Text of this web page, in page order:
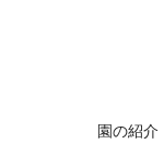
園の紹介